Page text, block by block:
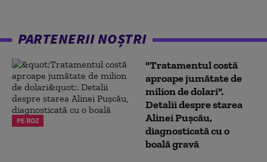
PARTENERII NOȘTRI
PE ROZ
"Tratamentul costă
aproape jumătate de
milion de dolari".
Detalii despre starea
Alinei Pușcău,
diagnosticată cu o
boală gravă